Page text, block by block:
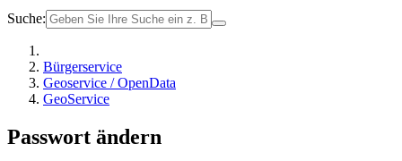
Suche:
Bürgerservice
Geoservice / OpenData
GeoService
Passwort ändern